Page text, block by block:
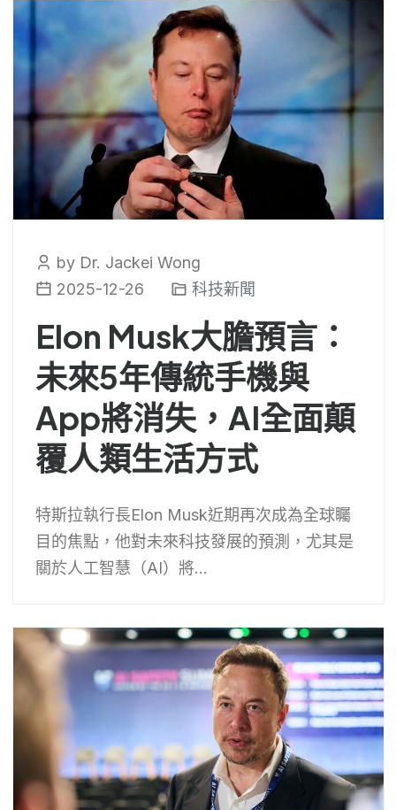
by Dr. Jackei Wong
2025-12-26
科技新聞
Elon Musk大膽預言：
未來5年傳統手機與
App將消失，AI全面顛
覆人類生活方式
特斯拉執行長Elon Musk近期再次成為全球矚
目的焦點，他對未來科技發展的預測，尤其是
關於人工智慧（AI）將...